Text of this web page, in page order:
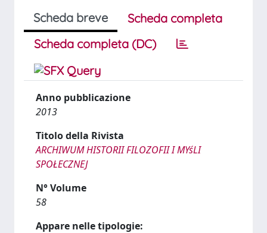
Scheda breve
Scheda completa
Scheda completa (DC)
Anno pubblicazione
2013
Titolo della Rivista
ARCHIWUM HISTORII FILOZOFII I MYśLI
SPOŁECZNEJ
N° Volume
58
Appare nelle tipologie: